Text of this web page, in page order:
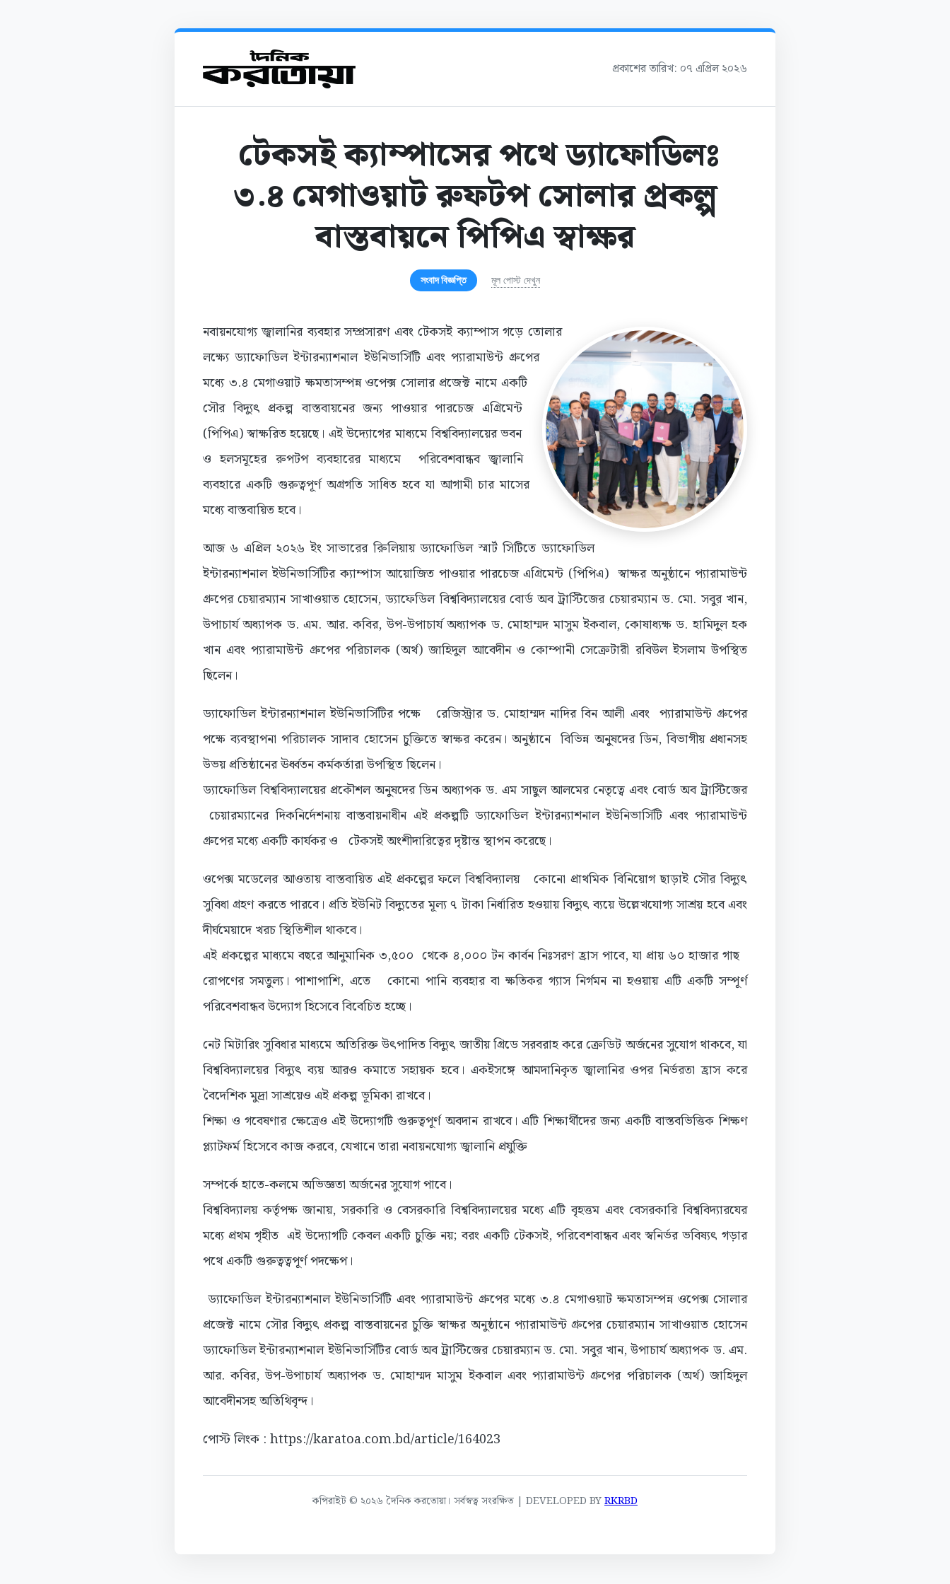
প্রকাশের তারিখ: ০৭ এপ্রিল ২০২৬
টেকসই ক্যাম্পাসের পথে ড্যাফোডিলঃ
৩.৪ মেগাওয়াট রুফটপ সোলার প্রকল্প
বাস্তবায়নে পিপিএ স্বাক্ষর
সংবাদ বিজ্ঞপ্তি মূল পোস্ট দেখুন
নবায়নযোগ্য জ্বালানির ব্যবহার সম্প্রসারণ এবং টেকসই ক্যাম্পাস গড়ে তোলার
লক্ষ্যে ড্যাফোডিল ইন্টারন্যাশনাল ইউনিভার্সিটি এবং প্যারামাউন্ট গ্রুপের
মধ্যে ৩.৪ মেগাওয়াট ক্ষমতাসম্পন্ন ওপেক্স সোলার প্রজেক্ট নামে একটি
সৌর বিদ্যুৎ প্রকল্প বাস্তবায়নের জন্য পাওয়ার পারচেজ এগ্রিমেন্ট
(পিপিএ) স্বাক্ষরিত হয়েছে। এই উদ্যোগের মাধ্যমে বিশ্ববিদ্যালয়ের ভবন
ও হলসমূহের রুপটপ ব্যবহারের মাধ্যমে পরিবেশবান্ধব জ্বালানি
ব্যবহারে একটি গুরুত্বপূর্ণ অগ্রগতি সাধিত হবে যা আগামী চার মাসের
মধ্যে বাস্তবায়িত হবে।
আজ ৬ এপ্রিল ২০২৬ ইং সাভারের রিুলিয়ায় ড্যাফোডিল স্মার্ট সিটিতে ড্যাফোডিল
ইন্টারন্যাশনাল ইউনিভার্সিটির ক্যাম্পাস আয়োজিত পাওয়ার পারচেজ এগ্রিমেন্ট (পিপিএ) স্বাক্ষর অনুষ্ঠানে প্যারামাউন্ট
গ্রুপের চেয়ারম্যান সাখাওয়াত হোসেন, ড্যাফেডিল বিশ্ববিদ্যালয়ের বোর্ড অব ট্রাস্টিজের চেয়ারম্যান ড. মো. সবুর খান,
উপাচার্য অধ্যাপক ড. এম. আর. কবির, উপ-উপাচার্য অধ্যাপক ড. মোহাম্মদ মাসুম ইকবাল, কোষাধ্যক্ষ ড. হামিদুল হক
খান এবং প্যারামাউন্ট গ্রুপের পরিচালক (অর্থ) জাহিদুল আবেদীন ও কোম্পানী সেক্রেটারী রবিউল ইসলাম উপস্থিত
ছিলেন।
ড্যাফোডিল ইন্টারন্যাশনাল ইউনিভার্সিটির পক্ষে রেজিস্ট্রার ড. মোহাম্মদ নাদির বিন আলী এবং প্যারামাউন্ট গ্রুপের
পক্ষে ব্যবস্থাপনা পরিচালক সাদাব হোসেন চুক্তিতে স্বাক্ষর করেন। অনুষ্ঠানে বিভিন্ন অনুষদের ডিন, বিভাগীয় প্রধানসহ
উভয় প্রতিষ্ঠানের ঊর্ধ্বতন কর্মকর্তারা উপস্থিত ছিলেন।
ড্যাফোডিল বিশ্ববিদ্যালয়ের প্রকৌশল অনুষদের ডিন অধ্যাপক ড. এম সাছুল আলমের নেতৃত্বে এবং বোর্ড অব ট্রাস্টিজের
চেয়ারম্যানের দিকনির্দেশনায় বাস্তবায়নাধীন এই প্রকল্পটি ড্যাফোডিল ইন্টারন্যাশনাল ইউনিভার্সিটি এবং প্যারামাউন্ট
গ্রুপের মধ্যে একটি কার্যকর ও টেকসই অংশীদারিত্বের দৃষ্টান্ত স্থাপন করেছে।
ওপেক্স মডেলের আওতায় বাস্তবায়িত এই প্রকল্পের ফলে বিশ্ববিদ্যালয় কোনো প্রাথমিক বিনিয়োগ ছাড়াই সৌর বিদ্যুৎ
সুবিধা গ্রহণ করতে পারবে। প্রতি ইউনিট বিদ্যুতের মূল্য ৭ টাকা নির্ধারিত হওয়ায় বিদ্যুৎ ব্যয়ে উল্লেখযোগ্য সাশ্রয় হবে এবং
দীর্ঘমেয়াদে খরচ স্থিতিশীল থাকবে।
এই প্রকল্পের মাধ্যমে বছরে আনুমানিক ৩,৫০০ থেকে ৪,০০০ টন কার্বন নিঃসরণ হ্রাস পাবে, যা প্রায় ৬০ হাজার গাছ
রোপণের সমতুল্য। পাশাপাশি, এতে কোনো পানি ব্যবহার বা ক্ষতিকর গ্যাস নির্গমন না হওয়ায় এটি একটি সম্পূর্ণ
পরিবেশবান্ধব উদ্যোগ হিসেবে বিবেচিত হচ্ছে।
নেট মিটারিং সুবিধার মাধ্যমে অতিরিক্ত উৎপাদিত বিদ্যুৎ জাতীয় গ্রিডে সরবরাহ করে ক্রেডিট অর্জনের সুযোগ থাকবে, যা
বিশ্ববিদ্যালয়ের বিদ্যুৎ ব্যয় আরও কমাতে সহায়ক হবে। একইসঙ্গে আমদানিকৃত জ্বালানির ওপর নির্ভরতা হ্রাস করে
বৈদেশিক মুদ্রা সাশ্রয়েও এই প্রকল্প ভূমিকা রাখবে।
শিক্ষা ও গবেষণার ক্ষেত্রেও এই উদ্যোগটি গুরুত্বপূর্ণ অবদান রাখবে। এটি শিক্ষার্থীদের জন্য একটি বাস্তবভিত্তিক শিক্ষণ
প্ল্যাটফর্ম হিসেবে কাজ করবে, যেখানে তারা নবায়নযোগ্য জ্বালানি প্রযুক্তি
সম্পর্কে হাতে-কলমে অভিজ্ঞতা অর্জনের সুযোগ পাবে।
বিশ্ববিদ্যালয় কর্তৃপক্ষ জানায়, সরকারি ও বেসরকারি বিশ্ববিদ্যালয়ের মধ্যে এটি বৃহত্তম এবং বেসরকারি বিশ্ববিদ্যারযের
মধ্যে প্রথম গৃহীত এই উদ্যোগটি কেবল একটি চুক্তি নয়; বরং একটি টেকসই, পরিবেশবান্ধব এবং স্বনির্ভর ভবিষ্যৎ গড়ার
পথে একটি গুরুত্বত্বপূর্ণ পদক্ষেপ।
ড্যাফোডিল ইন্টারন্যাশনাল ইউনিভার্সিটি এবং প্যারামাউন্ট গ্রুপের মধ্যে ৩.৪ মেগাওয়াট ক্ষমতাসম্পন্ন ওপেক্স সোলার
প্রজেক্ট নামে সৌর বিদ্যুৎ প্রকল্প বাস্তবায়নের চুক্তি স্বাক্ষর অনুষ্ঠানে প্যারামাউন্ট গ্রুপের চেয়ারম্যান সাখাওয়াত হোসেন
ড্যাফোডিল ইন্টারন্যাশনাল ইউনিভার্সিটির বোর্ড অব ট্রাস্টিজের চেয়ারম্যান ড. মো. সবুর খান, উপাচার্য অধ্যাপক ড. এম.
আর. কবির, উপ-উপাচার্য অধ্যাপক ড. মোহাম্মদ মাসুম ইকবাল এবং প্যারামাউন্ট গ্রুপের পরিচালক (অর্থ) জাহিদুল
আবেদীনসহ অতিথিবৃন্দ।
পোস্ট লিংক : https://karatoa.com.bd/article/164023
কপিরাইট © ২০২৬ দৈনিক করতোয়া। সর্বস্বত্ব সংরক্ষিত | DEVELOPED BYRKRBD